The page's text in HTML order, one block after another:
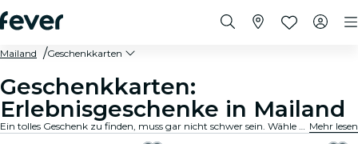
Mailand Geschenkkarten
Geschenkkarten:
Erlebnisgeschenke in Mailand
Ein tolles Geschenk zu finden, muss gar nicht schwer sein. Wähle die Karte aus, passe den Betrag an und verschenke ein Erlebnis, an das sich der Beschenkte noch lange erinnern wird. Schnell, flexibel und kinderleicht. Mehr lesen